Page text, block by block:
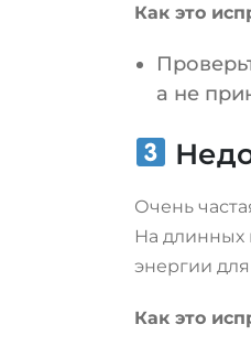
Как это
а не
Очень
На длинных
энергии
Как это